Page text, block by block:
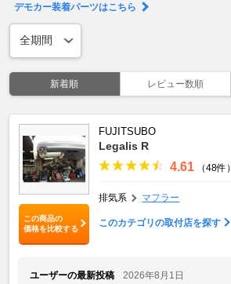
デモカー装着パーツはこちら
新着順 レビュー数順
この商品の
価格を比較する
FUJITSUBO
Legalis R
4.61 （48件）
排気系 マフラー
このカテゴリの取付店を探す
ユーザーの最新投稿
2026年8月1日